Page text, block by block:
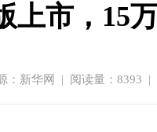
上市，15
：新华网 | 阅读量：8393 |